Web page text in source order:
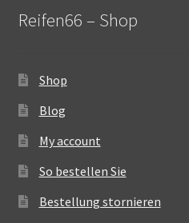
Reifen66 – Shop
Shop
Blog
My account
So bestellen Sie
Bestellung stornieren